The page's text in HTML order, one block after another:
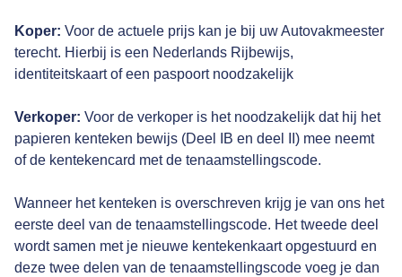
Koper: Voor de actuele prijs kan je bij uw Autovakmeester
terecht. Hierbij is een Nederlands Rijbewijs,
identiteitskaart of een paspoort noodzakelijk
Verkoper: Voor de verkoper is het noodzakelijk dat hij het
papieren kenteken bewijs (Deel IB en deel II) mee neemt
of de kentekencard met de tenaamstellingscode.
Wanneer het kenteken is overschreven krijg je van ons het
eerste deel van de tenaamstellingscode. Het tweede deel
wordt samen met je nieuwe kentekenkaart opgestuurd en
deze twee delen van de tenaamstellingscode voeg je dan